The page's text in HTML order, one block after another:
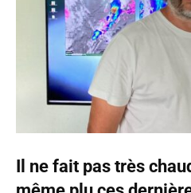
Il ne fait pas très